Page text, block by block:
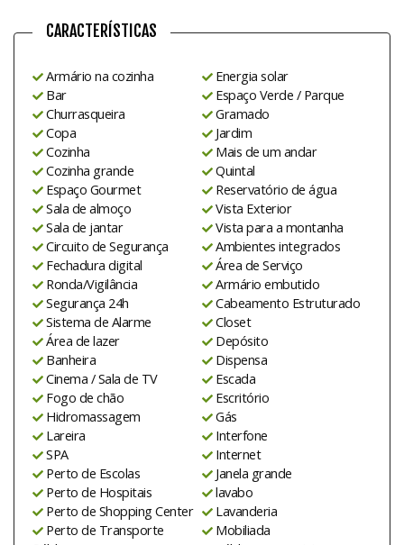
CARACTERÍSTICAS
Armário na cozinha
Bar
Churrasqueira
Copa
Cozinha
Cozinha grande
Espaço Gourmet
Sala de almoço
Sala de jantar
Circuito de Segurança
Fechadura digital
Ronda/Vigilância
Segurança 24h
Sistema de Alarme
Área de lazer
Banheira
Cinema / Sala de TV
Fogo de chão
Hidromassagem
Lareira
SPA
Perto de Escolas
Perto de Hospitais
Perto de Shopping Center
Perto de Transporte
Energia solar
Espaço Verde / Parque
Gramado
Jardim
Mais de um andar
Quintal
Reservatório de água
Vista Exterior
Vista para a montanha
Ambientes integrados
Área de Serviço
Armário embutido
Cabeamento Estruturado
Closet
Depósito
Dispensa
Escada
Escritório
Gás
Interfone
Internet
Janela grande
lavabo
Lavanderia
Mobiliada